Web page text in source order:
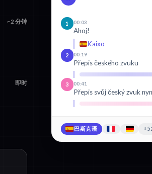
~2 分钟
即时
1 00:03
Ahoj!
Kaixo
2 00:19
Přepis českého zvuku
3 00:41
Přepis svůj český zvuk
巴斯克语